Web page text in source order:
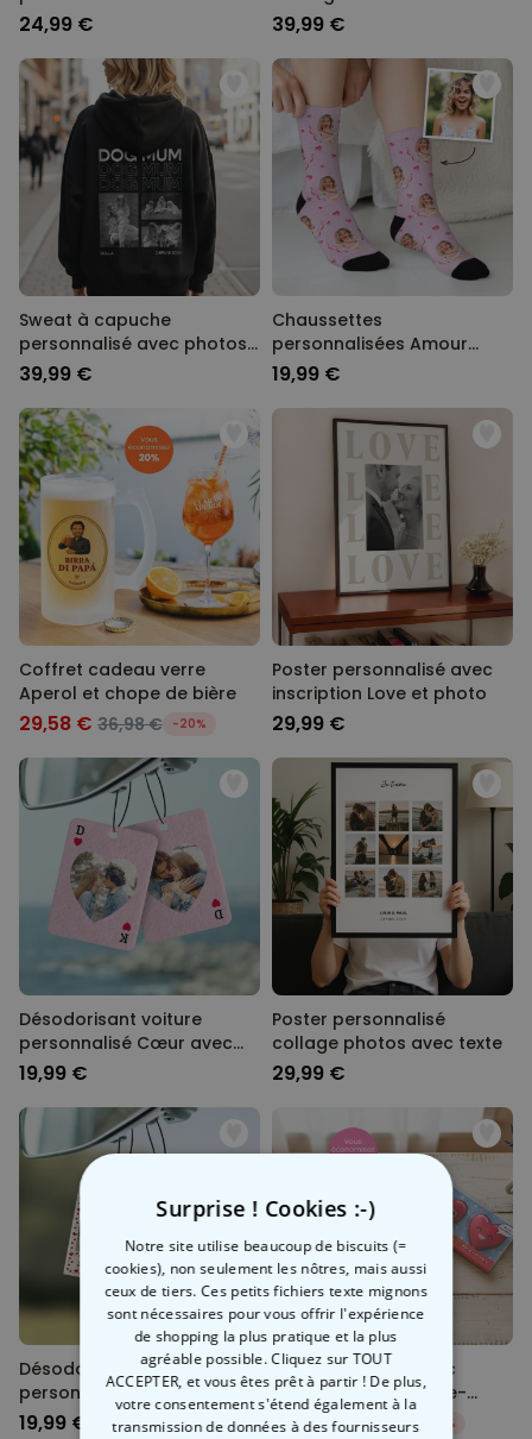
symbole
24,99 € 39,99 €
Sweat à capuche
personnalisé avec photos
en noir et blanc et texte
39,99 €
Chaussettes
personnalisées Amour
avec votre visage
19,99 €
Coffret cadeau verre
Aperol et chope de bière
29,58 € 36,98 € -20%
Poster personnalisé avec
inscription Love et photo
29,99 €
Désodorisant voiture
personnalisé Cœur avec
photo
19,99 €
Poster personnalisé
collage photos avec texte
29,99 €
Désodorisant voiture
personnalisé Design
polaroïd avec cœurs - Lot
19,99 €
Coffret cadeau avec
chaussettes, chauffe-
mains et confettis de bain
32,27 € 37,97 € -15%
Surprise ! Cookies :-)
Notre site utilise beaucoup de biscuits (=
cookies), non seulement les nôtres, mais aussi
ceux de tiers. Ces petits fichiers texte mignons
sont nécessaires pour vous offrir l'expérience
de shopping la plus pratique et la plus
agréable possible. Cliquez sur TOUT
ACCEPTER, et vous êtes prêt à partir ! De plus,
votre consentement s'étend également à la
transmission de données à des fournisseurs